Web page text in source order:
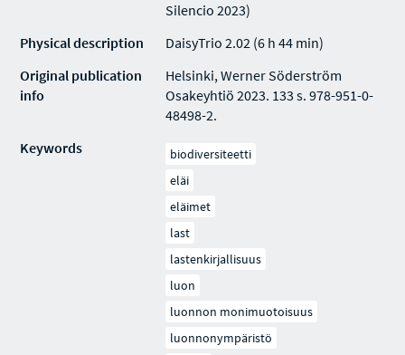
Silencio 2023)
Physical description
DaisyTrio 2.02 (6 h 44 min)
Original publication
info
Helsinki, Werner Söderström
Osakeyhtiö 2023. 133 s. 978-951-0-
48498-2.
Keywords
biodiversiteetti
eläi
eläimet
last
lastenkirjallisuus
luon
luonnon monimuotoisuus
luonnonympäristö